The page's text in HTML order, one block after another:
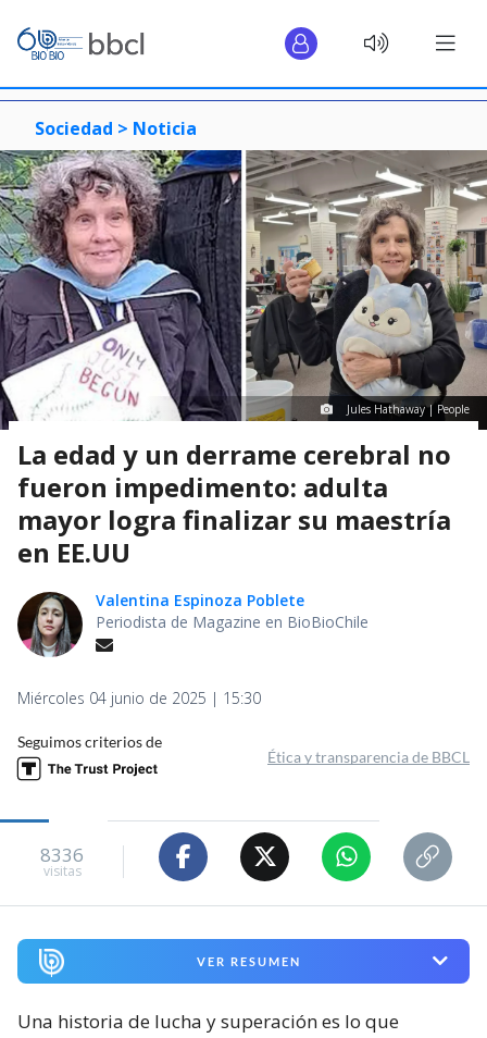
Sociedad > Noticia
Jules Hathaway | People
La edad y un derrame cerebral no
fueron impedimento: adulta
mayor logra finalizar su maestría
en EE.UU
Valentina Espinoza Poblete
Periodista de Magazine en BioBioChile
Miércoles 04 junio de 2025 | 15:30
Seguimos criterios de
Ética y transparencia de BBCL
8336
visitas
VER RESUMEN
Una historia de lucha y superación es lo que